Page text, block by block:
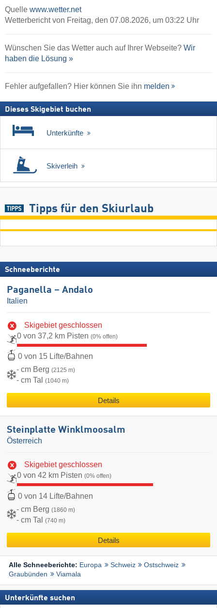
Quelle www.wetter.net
Wetterbericht von Freitag, den 07.08.2026, um 03:22 Uhr
Wünschen Sie das Wetter auch auf Ihrer Webseite? Wir
haben die Lösung »
Fehler aufgefallen? Hier können Sie ihn melden
Dieses Skigebiet buchen
Unterkünfte
Skiverleih
Tipps für den Skiurlaub
Schneeberichte
Paganella – Andalo
Italien
Skigebiet geschlossen
0 von 37,2 km Pisten (0% offen)
0 von 15 Lifte/Bahnen
- cm Berg (2125 m)
- cm Tal (1040 m)
Details
Steinplatte Winklmoosalm
Österreich
Skigebiet geschlossen
0 von 42 km Pisten (0% offen)
0 von 14 Lifte/Bahnen
- cm Berg (1860 m)
- cm Tal (740 m)
Details
Alle Schneeberichte: Europa Schweiz
Ostschweiz
Graubünden
Viamala
Unterkünfte suchen